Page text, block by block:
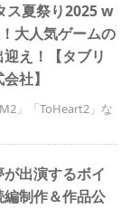
ス夏祭り2025 w
大人気ゲームの
え！【タブリ
社】
」「ToHeart2」な
出演するボイ
制作＆作品公